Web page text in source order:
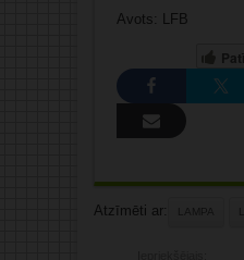
Avots: LFB
Atzīmēti ar: LAMPA